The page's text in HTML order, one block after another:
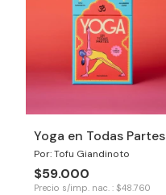
Yoga en Todas Partes
Por: Tofu Giandinoto
$59.000
Precio s/imp. nac. : $48.760